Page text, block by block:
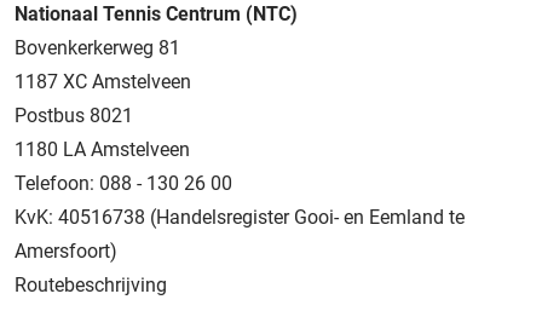
Nationaal Tennis Centrum (NTC)
Bovenkerkerweg 81
1187 XC Amstelveen
Postbus 8021
1180 LA Amstelveen
Telefoon: 088 - 130 26 00
KvK: 40516738 (Handelsregister Gooi- en Eemland te
Amersfoort)
Routebeschrijving